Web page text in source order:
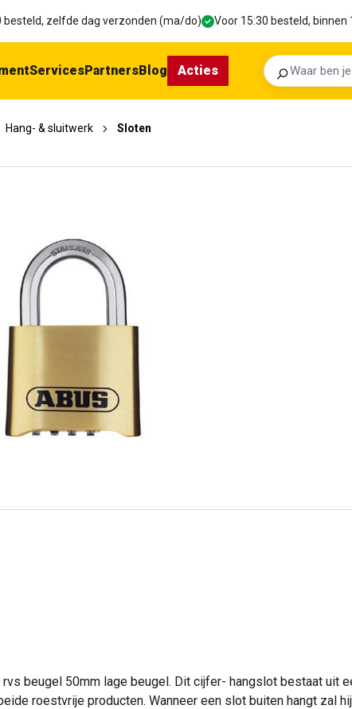
besteld, zelfde dag verzonden (ma/do) Voor 15:30 besteld,
Zoeken
ServicesPartnersBlog Acties
Hang- & sluitwerk Sloten
beugel 50mm lage beugel. Dit cijfer- hangslot bestaat uit
roestvrije producten. Wanneer een slot buiten hangt zal